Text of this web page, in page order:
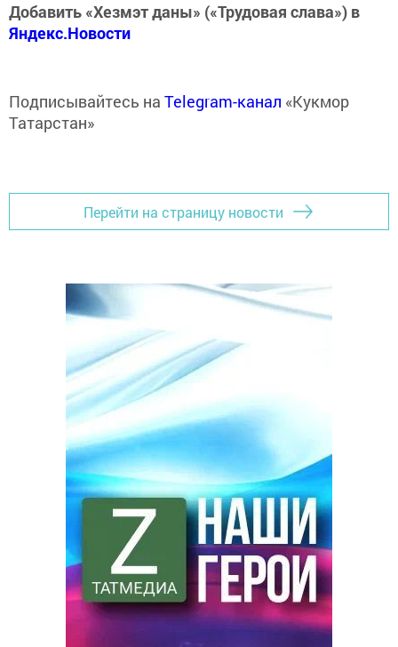
Добавить «Хезмэт даны» («Трудовая слава») в
Яндекс.Новости
Подписывайтесь на Telegram-канал «Кукмор
Татарстан»
Перейти на страницу новости